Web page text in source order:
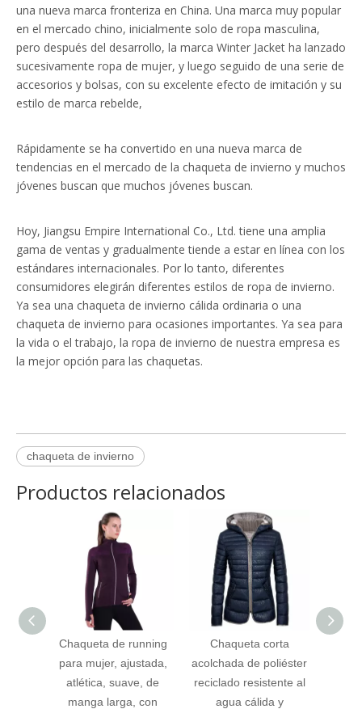
una nueva marca fronteriza en China. Una marca muy popular
en el mercado chino, inicialmente solo de ropa masculina,
pero después del desarrollo, la marca Winter Jacket ha lanzado
sucesivamente ropa de mujer, y luego seguido de una serie de
accesorios y bolsas, con su excelente efecto de imitación y su
estilo de marca rebelde,
Rápidamente se ha convertido en una nueva marca de
tendencias en el mercado de la chaqueta de invierno y muchos
jóvenes buscan que muchos jóvenes buscan.
Hoy, Jiangsu Empire International Co., Ltd. tiene una amplia
gama de ventas y gradualmente tiende a estar en línea con los
estándares internacionales. Por lo tanto, diferentes
consumidores elegirán diferentes estilos de ropa de invierno.
Ya sea una chaqueta de invierno cálida ordinaria o una
chaqueta de invierno para ocasiones importantes. Ya sea para
la vida o el trabajo, la ropa de invierno de nuestra empresa es
la mejor opción para las chaquetas.
chaqueta de invierno
Productos relacionados
Chaqueta de running
para mujer, ajustada,
atlética, suave, de
manga larga, con
Chaqueta corta
acolchada de poliéster
reciclado resistente al
agua cálida y